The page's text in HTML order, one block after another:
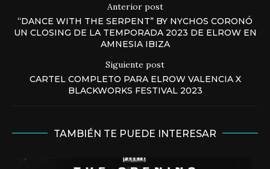
Anterior post
“DANCE WITH THE SERPENT” BY NYCHOS CORONÓ
UN CLOSING DE LA TEMPORADA 2023 DE ELROW EN
AMNESIA IBIZA
Siguiente post
CARTEL COMPLETO PARA ELROW VALENCIA X
BLACKWORKS FESTIVAL 2023
TAMBIÉN TE PUEDE INTERESAR